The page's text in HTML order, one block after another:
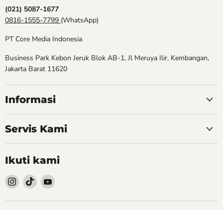
(021) 5087-1677
0816-1555-7799 (WhatsApp)
PT Core Media Indonesia
Business Park Kebon Jeruk Blok AB-1, Jl Meruya Ilir, Kembangan,
Jakarta Barat 11620
Informasi
Servis Kami
Ikuti kami
Follow
kami
Instagram
Follow
kami
TikTok
Follow
YouTube